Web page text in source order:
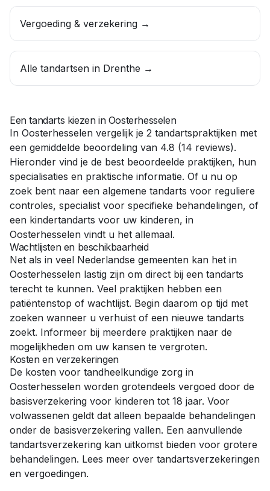
Vergoeding & verzekering →
Alle tandartsen in Drenthe →
Een tandarts kiezen in Oosterhesselen
In Oosterhesselen vergelijk je 2 tandartspraktijken met
een gemiddelde beoordeling van 4.8 (14 reviews).
Hieronder vind je de best beoordeelde praktijken, hun
specialisaties en praktische informatie. Of u nu op
zoek bent naar een algemene tandarts voor reguliere
controles, specialist voor specifieke behandelingen, of
een kindertandarts voor uw kinderen, in
Oosterhesselen vindt u het allemaal.
Wachtlijsten en beschikbaarheid
Net als in veel Nederlandse gemeenten kan het in
Oosterhesselen lastig zijn om direct bij een tandarts
terecht te kunnen. Veel praktijken hebben een
patiëntenstop of wachtlijst. Begin daarom op tijd met
zoeken wanneer u verhuist of een nieuwe tandarts
zoekt. Informeer bij meerdere praktijken naar de
mogelijkheden om uw kansen te vergroten.
Kosten en verzekeringen
De kosten voor tandheelkundige zorg in
Oosterhesselen worden grotendeels vergoed door de
basisverzekering voor kinderen tot 18 jaar. Voor
volwassenen geldt dat alleen bepaalde behandelingen
onder de basisverzekering vallen. Een aanvullende
tandartsverzekering kan uitkomst bieden voor grotere
behandelingen. Lees meer over tandartsverzekeringen
en vergoedingen.